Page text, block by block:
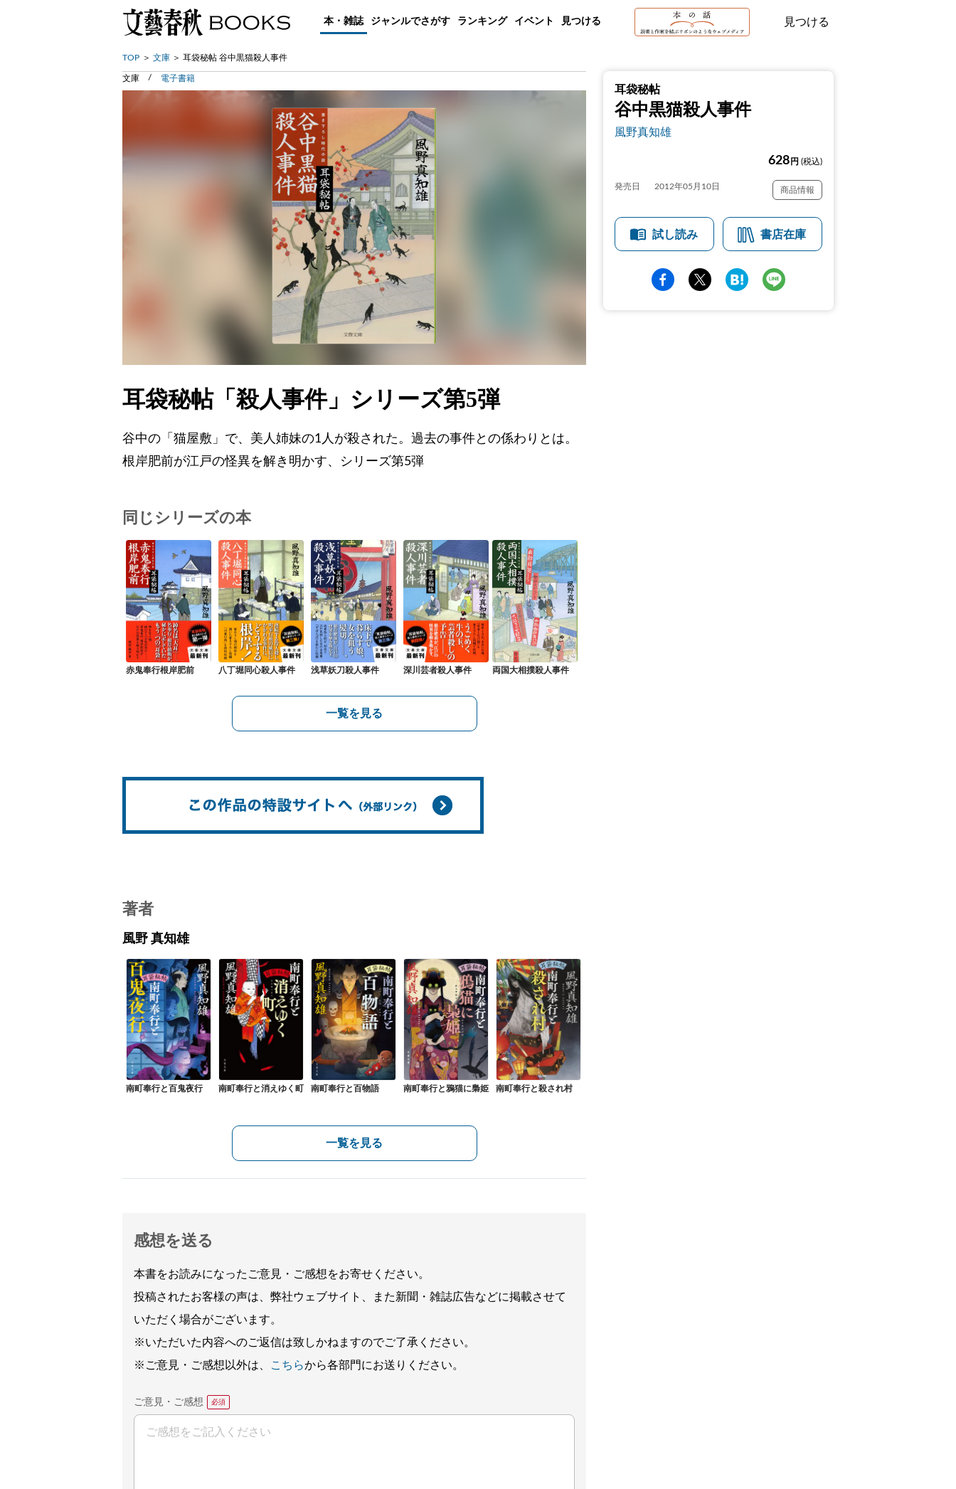
本・雑誌 ジャンルでさがす ランキング イベント 見つける 見つける
TOP 文庫 耳袋秘帖 谷中黒猫殺人事件
耳袋秘帖
谷中黒猫殺人事件
風野真知雄
628 円 (税込)
発売日 2012年05月10日 商品情報
試し読み 書店在庫
文庫 電子書籍
耳袋秘帖「殺人事件」シリーズ第5弾
谷中の「猫屋敷」で、美人姉妹の1人が殺された。過去の事件との係わりとは。
根岸肥前が江戸の怪異を解き明かす、シリーズ第5弾
同じシリーズの本
赤鬼奉行根岸肥前 八丁堀同心殺人事件 浅草妖刀殺人事件 深川芸者殺人事件 両国大相撲殺人事件
一覧を見る
著者
風野 真知雄
南町奉行と百鬼夜行 南町奉行と消えゆく町 南町奉行と百物語 南町奉行と鴉猫に梟姫 南町奉行と殺され村
一覧を見る
感想を送る
本書をお読みになったご意見・ご感想をお寄せください。
投稿されたお客様の声は、弊社ウェブサイト、また新聞・雑誌広告などに掲載させて
いただく場合がございます。
※いただいた内容へのご返信は致しかねますのでご了承ください。
※ご意見・ご感想以外は、
こちらから各部門にお送りください。
ご意見・ご感想